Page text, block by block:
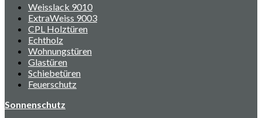
Weisslack 9010
ExtraWeiss 9003
CPL Holztüren
Echtholz
Wohnungstüren
Glastüren
Schiebetüren
Feuerschutz
Sonnenschutz